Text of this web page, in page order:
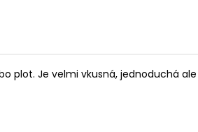
plot. Je velmi vkusná, jednoduchá ale